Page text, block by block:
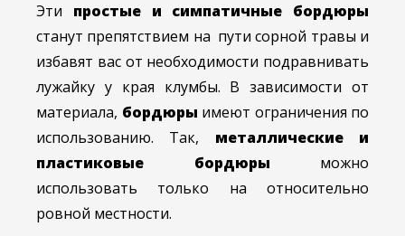
Эти простые и симпатичные бордюры
станут препятствием на пути сорной травы и
избавят вас от необходимости подравнивать
лужайку у края клумбы. В зависимости от
материала, бордюры имеют ограничения по
использованию. Так, металлические и
пластиковые бордюры можно
использовать только на относительно
ровной местности.